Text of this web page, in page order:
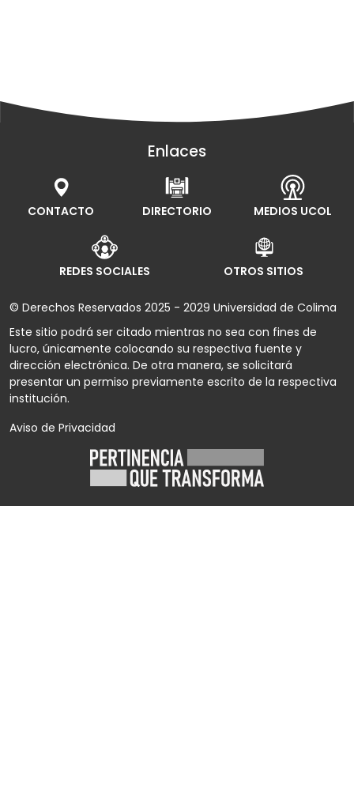
Enlaces
CONTACTO DIRECTORIO MEDIOS UCOL
REDES SOCIALES OTROS SITIOS
© Derechos Reservados 2025 - 2029 Universidad de Colima
Este sitio podrá ser citado mientras no sea con fines de
lucro, únicamente colocando su respectiva fuente y
dirección electrónica. De otra manera, se solicitará
presentar un permiso previamente escrito de la respectiva
institución.
Aviso de Privacidad